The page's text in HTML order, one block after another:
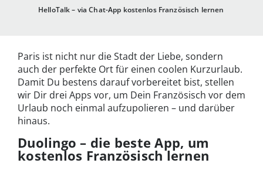
HelloTalk – via Chat-App kostenlos Französisch lernen
Paris ist nicht nur die Stadt der Liebe, sondern
auch der perfekte Ort für einen coolen Kurzurlaub.
Damit Du bestens darauf vorbereitet bist, stellen
wir Dir drei Apps vor, um Dein Französisch vor dem
Urlaub noch einmal aufzupolieren – und darüber
hinaus.
Duolingo – die beste App, um
kostenlos Französisch lernen